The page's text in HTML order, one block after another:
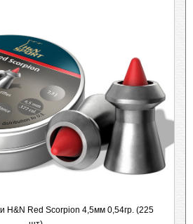
H&N Red Scorpion 4,5мм 0,54гр. (225